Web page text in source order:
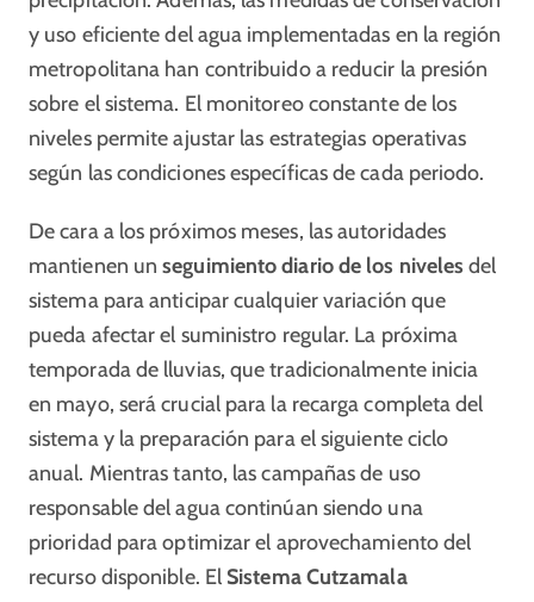
y uso eficiente del agua implementadas en la región
metropolitana han contribuido a reducir la presión
sobre el sistema. El monitoreo constante de los
niveles permite ajustar las estrategias operativas
según las condiciones específicas de cada periodo.
De cara a los próximos meses, las autoridades
mantienen unseguimiento diario de los niveles del
sistema para anticipar cualquier variación que
pueda afectar el suministro regular. La próxima
temporada de lluvias, que tradicionalmente inicia
en mayo, será crucial para la recarga completa del
sistema y la preparación para el siguiente ciclo
anual. Mientras tanto, las campañas de uso
responsable del agua continúan siendo una
prioridad para optimizar el aprovechamiento del
recurso disponible. El Sistema Cutzamala